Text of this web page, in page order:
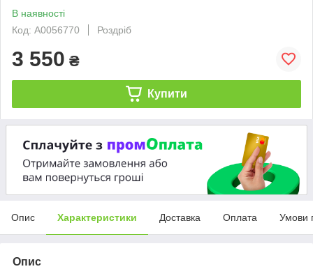
В наявності
Код: А0056770
Роздріб
3 550 ₴
Купити
Опис Характеристики Доставка Оплата Умови
Опис